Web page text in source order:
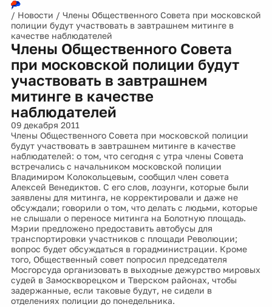
/ Новости / Члены Общественного Совета при московской
полиции будут участвовать в завтрашнем митинге в
качестве наблюдателей
Члены Общественного Совета
при московской полиции будут
участвовать в завтрашнем
митинге в качестве
наблюдателей
09 декабря 2011
Члены Общественного Совета при московской полиции
будут участвовать в завтрашнем митинге в качестве
наблюдателей: о том, что сегодня с утра члены Совета
встречались с начальником московской полиции
Владимиром Колокольцевым, сообщил член совета
Алексей Венедиктов. С его слов, лозунги, которые были
заявлены для митинга, не корректировали и даже не
обсуждали; говорили о том, что делать с людьми, которые
не слышали о переносе митинга на Болотную площадь.
Мэрии предложено предоставить автобусы для
транспортировки участников с площади Революции;
вопрос будет обсуждаться в горадминистрации. Кроме
того, Общественный совет попросил председателя
Мосгорсуда организовать в выходные дежурство мировых
судей в Замоскворецком и Тверском районах, чтобы
задержанные, если таковые будут, не сидели в
отделениях полиции до понедельника.